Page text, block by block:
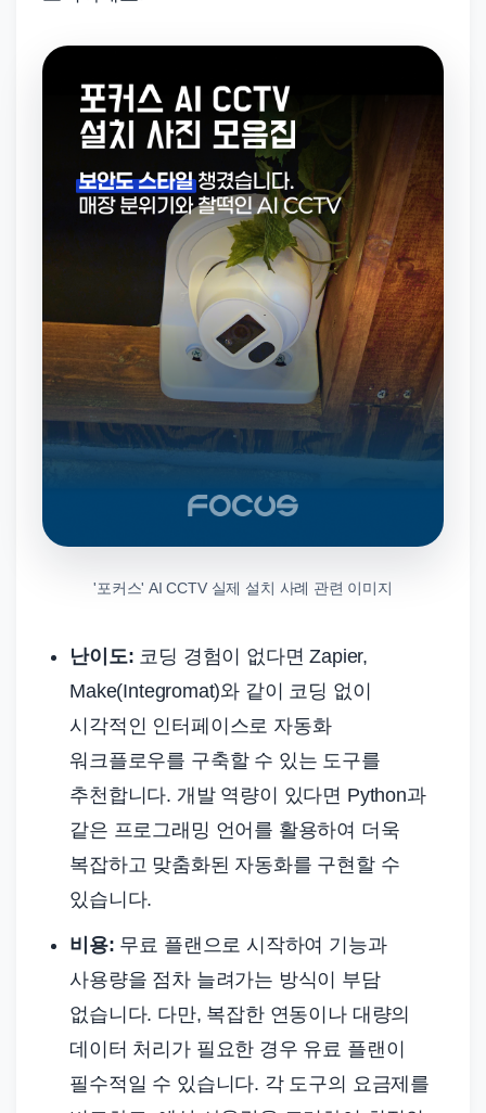
'포커스' AI CCTV 실제 설치 사례 관련 이미지
난이도: 코딩 경험이 없다면 Zapier,
Make(Integromat)와 같이 코딩 없이
시각적인 인터페이스로 자동화
워크플로우를 구축할 수 있는 도구를
추천합니다. 개발 역량이 있다면 Python과
같은 프로그래밍 언어를 활용하여 더욱
복잡하고 맞춤화된 자동화를 구현할 수
있습니다.
비용: 무료 플랜으로 시작하여 기능과
사용량을 점차 늘려가는 방식이 부담
없습니다. 다만, 복잡한 연동이나 대량의
데이터 처리가 필요한 경우 유료 플랜이
필수적일 수 있습니다. 각 도구의 요금제를